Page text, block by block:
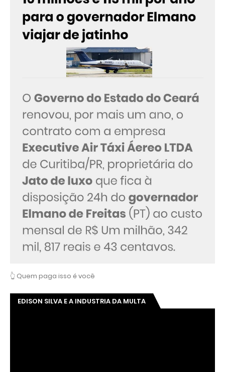
👆 Quem paga isso é você
EDISON SILVA E A INDUSTRIA DA MULTA